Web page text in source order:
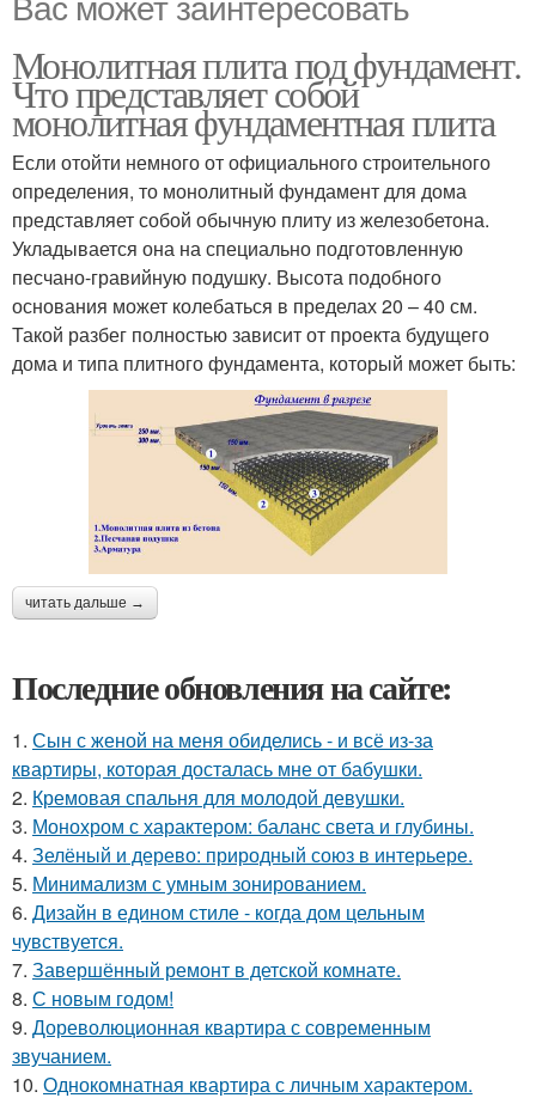
Монолитная плита под фундамент.
Что представляет собой
монолитная фундаментная плита
Если отойти немного от официального строительного
определения, то монолитный фундамент для дома
представляет собой обычную плиту из железобетона.
Укладывается она на специально подготовленную
песчано-гравийную подушку. Высота подобного
основания может колебаться в пределах 20 – 40 см.
Такой разбег полностью зависит от проекта будущего
дома и типа плитного фундамента, который может быть:
читать дальше →
Последние обновления на сайте:
1. Сын с женой на меня обиделись - и всё из-за
квартиры, которая досталась мне от бабушки.
2. Кремовая спальня для молодой девушки.
3. Монохром с характером: баланс света и глубины.
4. Зелёный и дерево: природный союз в интерьере.
5. Минимализм с умным зонированием.
6. Дизайн в едином стиле - когда дом цельным
чувствуется.
7. Завершённый ремонт в детской комнате.
8. С новым годом!
9. Дореволюционная квартира с современным
звучанием.
10. Однокомнатная квартира с личным характером.